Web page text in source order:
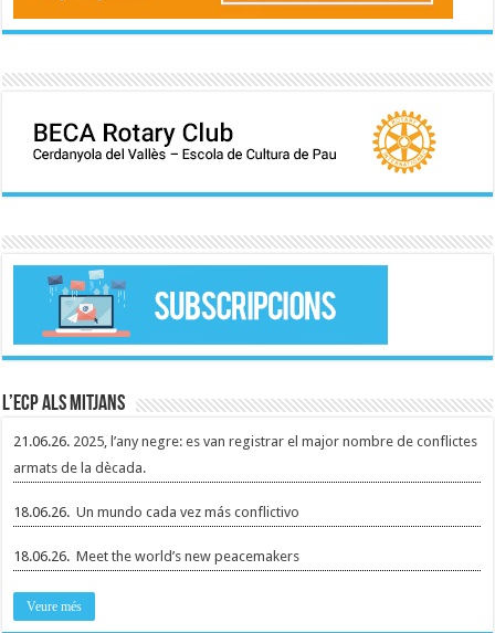
L’ECP als mitjans
21.06.26. 2025, l’any negre: es van registrar el major nombre de conflictes
armats de la dècada.
18.06.26.Un mundo cada vez más conflictivo
18.06.26.Meet the world’s new peacemakers
Veure més